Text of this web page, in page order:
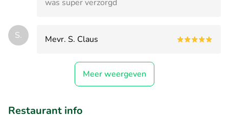
was super verzorgd
S. Mevr. S. Claus
Meer weergeven
Restaurant info